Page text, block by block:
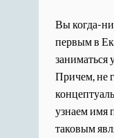
Вы когда-
первым в
заниматься
Причем, не
узнаем имя
таковым